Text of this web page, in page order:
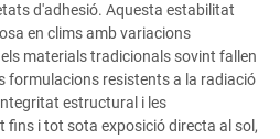
d'adhesió. Aquesta estabilitat
en clims amb variacions
materials tradicionals sovint fallen
formulacions resistents a la radiació
estructural i les
fins i tot sota exposició directa al sol,